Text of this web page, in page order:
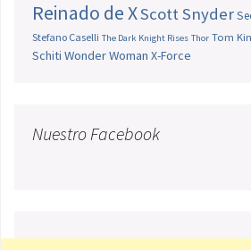
Reinado de XScott Snyder
Stefano Caselli The Dark Knight Rises Thor Tom
Schiti Wonder Woman X-Force
Nuestro Facebook